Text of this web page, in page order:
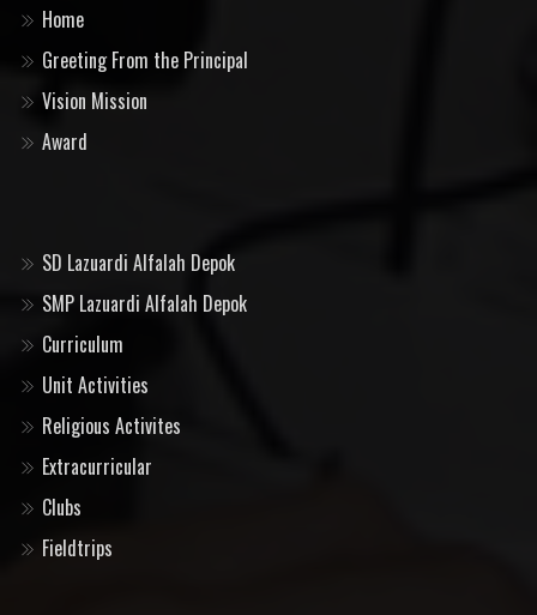
Home
Greeting From the Principal
Vision Mission
Award
SD Lazuardi Alfalah Depok
SMP Lazuardi Alfalah Depok
Curriculum
Unit Activities
Religious Activites
Extracurricular
Clubs
Fieldtrips